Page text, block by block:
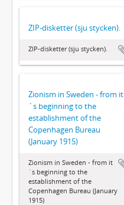
ZIP-disketter (sju stycken).
ZIP-disketter (sju stycken).
Zionism in Sweden - from it
´s beginning to the
establishment of the
Copenhagen Bureau
(January 1915)
Zionism in Sweden - from it
´s beginning to the
establishment of the
Copenhagen Bureau (January
1915)